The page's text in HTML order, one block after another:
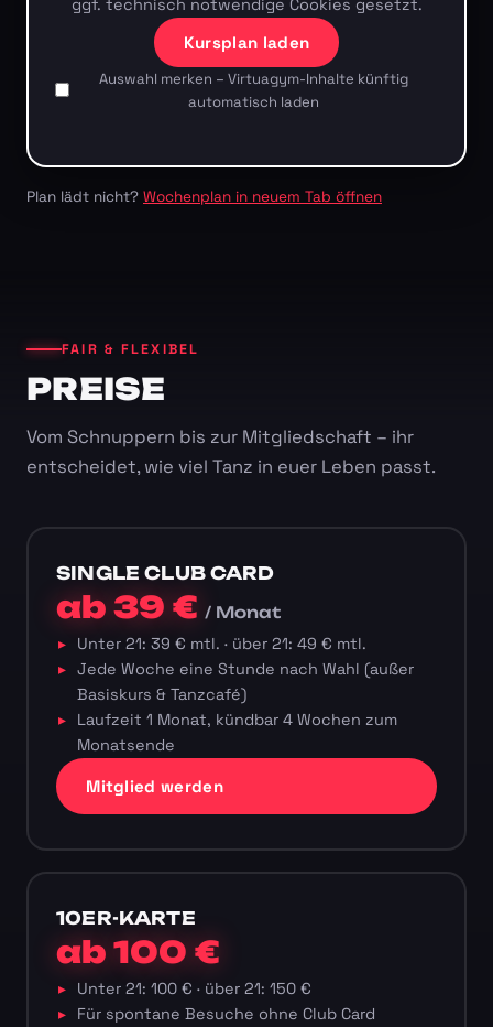
ggf. technisch notwendige Cookies gesetzt.
Kursplan laden
Auswahl merken – Virtuagym-Inhalte künftig
automatisch laden
Plan lädt nicht? Wochenplan in neuem Tab öffnen
FAIR & FLEXIBEL
PREISE
Vom Schnuppern bis zur Mitgliedschaft – ihr
entscheidet, wie viel Tanz in euer Leben passt.
SINGLE CLUB CARD
ab 39 €/ Monat
Unter 21: 39 € mtl. · über 21: 49 € mtl.
Jede Woche eine Stunde nach Wahl (außer
Basiskurs & Tanzcafé)
Laufzeit 1 Monat, kündbar 4 Wochen zum
Monatsende
Mitglied werden
10ER-KARTE
ab 100 €
Unter 21: 100 € · über 21: 150 €
Für spontane Besuche ohne Club Card